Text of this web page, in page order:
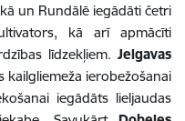
un Rundālē iegādāti četri
kā arī apmācīti
līdzekļiem. Jelgavas
kailgliemeža ierobežošanai
iegādāts lieljaudas